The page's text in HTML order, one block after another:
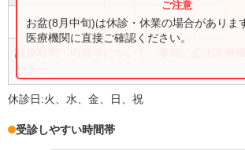
9:00〜 12:00 ● ●
診療時間・内容等について、事前に必ず医療
お盆(8月中旬)は休診・休業の場合がありま
医療機関に直接ご確認ください。
休診日:火、水、金、日、祝
受診しやすい時間帯